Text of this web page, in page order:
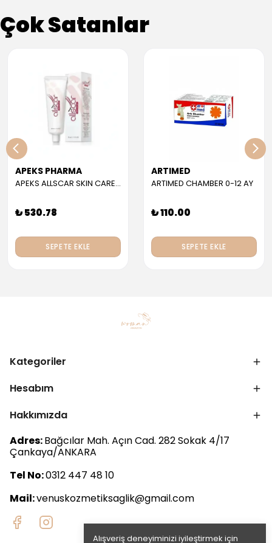
Alışveriş deneyiminizi iyileştirmek için
Çok Satanlar
APEKS PHARMA
APEKS ALLSCAR SKIN CARE GEL 30 ML
₺ 530.78
SEPETE EKLE
ARTIMED
ARTIMED CHAMBER 0-12 AY
₺ 110.00
SEPETE EKLE
Kategoriler
Hesabım
Hakkımızda
Adres:Bağcılar Mah. Açın Cad. 282 Sokak 4/17
Çankaya/ANKARA
Tel No:0312 447 48 10
Mail:venuskozmetiksaglik@gmail.com